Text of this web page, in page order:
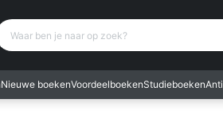
ben je naar op zoek?
Nieuwe boekenVoordeelboekenStudieboeken